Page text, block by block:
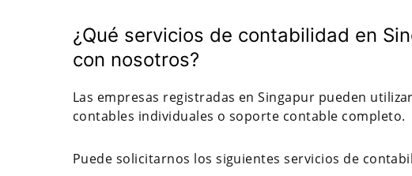
¿Qué servicios de contabilidad en
con nosotros?
Las empresas registradas en Singapur pueden
contables individuales o soporte contable completo.
Puede solicitarnos los siguientes servicios de